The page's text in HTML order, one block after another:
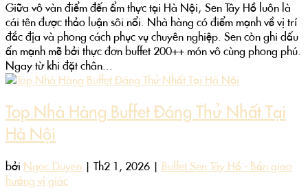
Giữa vô vàn điểm đến ẩm thực tại Hà Nội, Sen Tây Hồ luôn là
cái tên được thảo luận sôi nổi. Nhà hàng có điểm mạnh về vị trí
đắc địa và phong cách phục vụ chuyên nghiệp. Sen còn ghi dấu
ấn mạnh mẽ bởi thực đơn buffet 200++ món vô cùng phong phú.
Ngay từ khi đặt chân...
Top Nhà Hàng Buffet Đáng Thử Nhất Tại
Hà Nội
bởi Ngoc Duyen | Th2 1, 2026 | Buffet Sen Tây Hồ - Bản giao
hưởng vị giác